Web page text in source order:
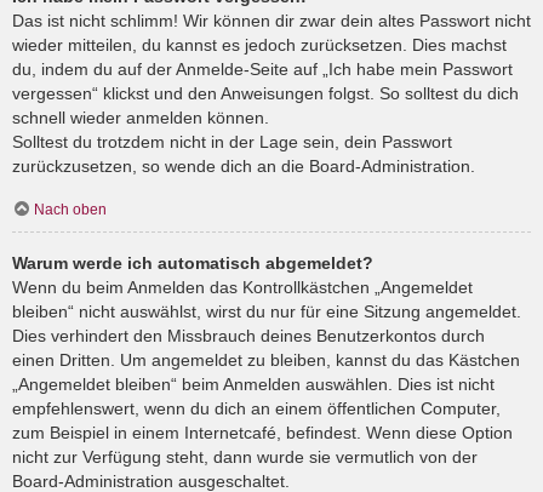
Das ist nicht schlimm! Wir können dir zwar dein altes Passwort nicht
wieder mitteilen, du kannst es jedoch zurücksetzen. Dies machst
du, indem du auf der Anmelde-Seite auf „Ich habe mein Passwort
vergessen“ klickst und den Anweisungen folgst. So solltest du dich
schnell wieder anmelden können.
Solltest du trotzdem nicht in der Lage sein, dein Passwort
zurückzusetzen, so wende dich an die Board-Administration.
Nach oben
Warum werde ich automatisch abgemeldet?
Wenn du beim Anmelden das Kontrollkästchen „Angemeldet
bleiben“ nicht auswählst, wirst du nur für eine Sitzung angemeldet.
Dies verhindert den Missbrauch deines Benutzerkontos durch
einen Dritten. Um angemeldet zu bleiben, kannst du das Kästchen
„Angemeldet bleiben“ beim Anmelden auswählen. Dies ist nicht
empfehlenswert, wenn du dich an einem öffentlichen Computer,
zum Beispiel in einem Internetcafé, befindest. Wenn diese Option
nicht zur Verfügung steht, dann wurde sie vermutlich von der
Board-Administration ausgeschaltet.